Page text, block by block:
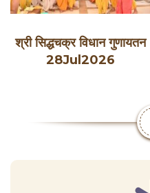
श्री सिद्धचक्र विधान गुणायतन
28Jul2026